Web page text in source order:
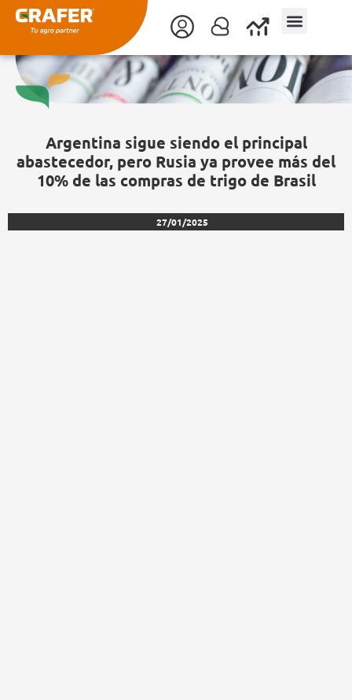
contenido
Argentina sigue siendo el principal
abastecedor, pero Rusia ya provee más del
10% de las compras de trigo de Brasil
27/01/2025